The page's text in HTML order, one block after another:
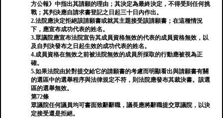
方公報》中指出其請願的理由；其決定為最終決定，不得受到任何挑
戰；其判決應自請求書登記之日起三十日內作出。
2.法院應決定拒絕該請願書或就其主題接受該請願書；在這種情況
下，應宣布成功代表的姓名。
3.眾議院應宣布法院宣告其成員資格無效的代表的成員資格無效，以
及自判決發布之日起生效的成功代表的姓名。
4.成員資格在無效之前被法院無效的成員所採取的行動應被視為正
確。
5.如果法院由於對提交給它的請願書的考慮而明顯看出與請願書有關
的選區中的選舉程序與法律規定不符，則法院應發布其裁決書。該選
區的選舉無效。
第72條
眾議院任何議員均可書面致辭辭職，議長應將辭職提交眾議院，以決
定接受還是拒絕。